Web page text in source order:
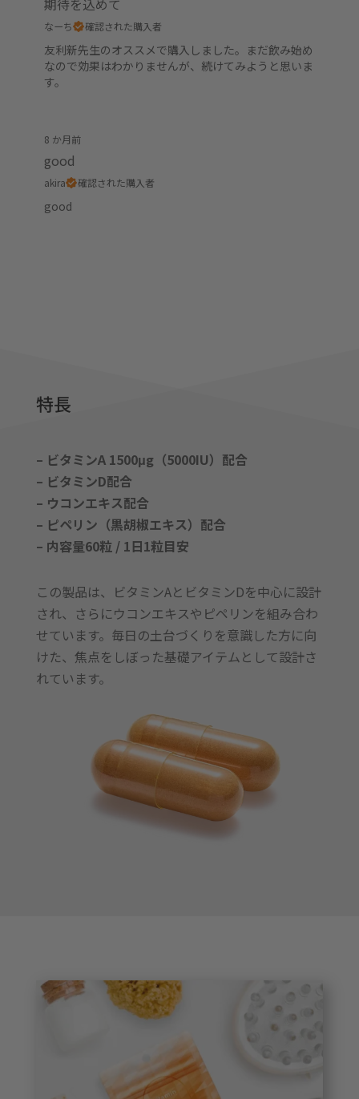
期待を込めて
なーち 確認された購入者
友利新先生のオススメで購入しました。まだ飲み始め
なので効果はわかりませんが、続けてみようと思いま
す。
8 か月前
good
akira 確認された購入者
good
特長
– ビタミンA 1500μg（5000IU）配合
– ビタミンD配合
– ウコンエキス配合
– ピペリン（黒胡椒エキス）配合
– 内容量60粒 / 1日1粒目安
この製品は、ビタミンAとビタミンDを中心に設計
され、さらにウコンエキスやピペリンを組み合わ
せています。毎日の土台づくりを意識した方に向
けた、焦点をしぼった基礎アイテムとして設計さ
れています。